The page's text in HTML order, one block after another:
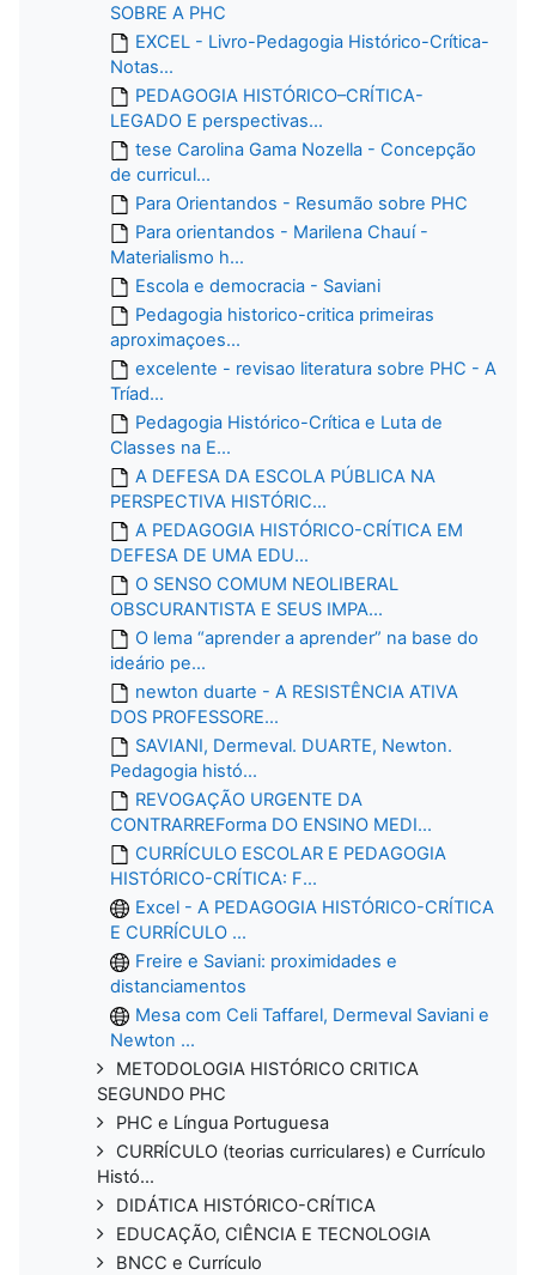
SOBRE A PHC
EXCEL - Livro-Pedagogia Histórico-Crítica-
Notas...
PEDAGOGIA HISTÓRICO–CRÍTICA-
LEGADO E perspectivas...
tese Carolina Gama Nozella - Concepção
de curricul...
Para Orientandos - Resumão sobre PHC
Para orientandos - Marilena Chauí -
Materialismo h...
Escola e democracia - Saviani
Pedagogia historico-critica primeiras
aproximaçoes...
excelente - revisao literatura sobre PHC - A
Tríad...
Pedagogia Histórico-Crítica e Luta de
Classes na E...
A DEFESA DA ESCOLA PÚBLICA NA
PERSPECTIVA HISTÓRIC...
A PEDAGOGIA HISTÓRICO-CRÍTICA EM
DEFESA DE UMA EDU...
O SENSO COMUM NEOLIBERAL
OBSCURANTISTA E SEUS IMPA...
O lema “aprender a aprender” na base do
ideário pe...
newton duarte - A RESISTÊNCIA ATIVA
DOS PROFESSORE...
SAVIANI, Dermeval. DUARTE, Newton.
Pedagogia histó...
REVOGAÇÃO URGENTE DA
CONTRARREForma DO ENSINO MEDI...
CURRÍCULO ESCOLAR E PEDAGOGIA
HISTÓRICO-CRÍTICA: F...
Excel - A PEDAGOGIA HISTÓRICO-CRÍTICA
E CURRÍCULO ...
Freire e Saviani: proximidades e
distanciamentos
Mesa com Celi Taffarel, Dermeval Saviani e
Newton ...
METODOLOGIA HISTÓRICO CRITICA
SEGUNDO PHC
PHC e Língua Portuguesa
CURRÍCULO (teorias curriculares) e Currículo
Histó...
DIDÁTICA HISTÓRICO-CRÍTICA
EDUCAÇÃO, CIÊNCIA E TECNOLOGIA
BNCC e Currículo